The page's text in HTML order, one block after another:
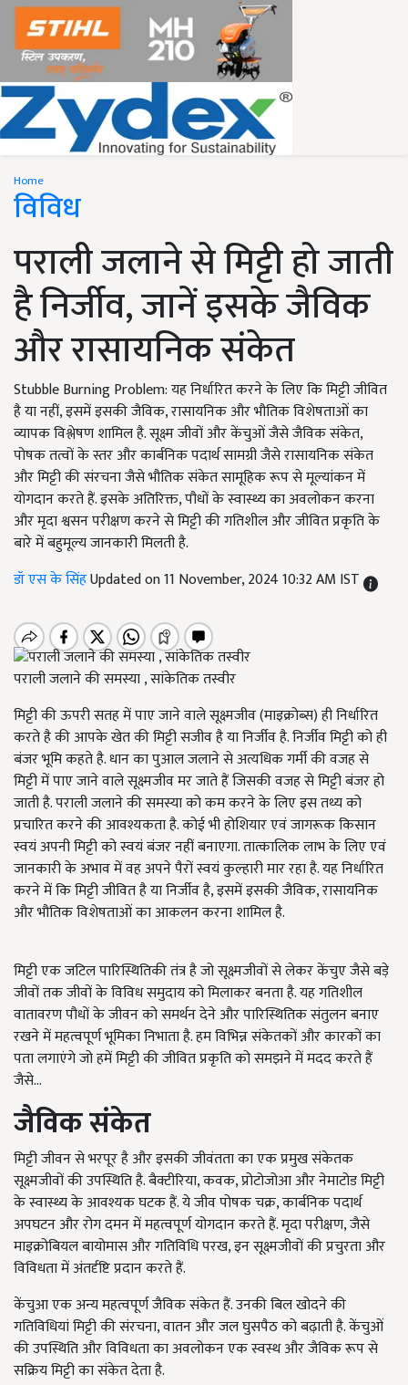
Home
विविध
पराली जलाने से मिट्टी हो जाती
है निर्जीव, जानें इसके जैविक
और रासायनिक संकेत
Stubble Burning Problem: यह निर्धारित करने के लिए कि मिट्टी जीवित
है या नहीं, इसमें इसकी जैविक, रासायनिक और भौतिक विशेषताओं का
व्यापक विश्लेषण शामिल है. सूक्ष्म जीवों और केंचुओं जैसे जैविक संकेत,
पोषक तत्वों के स्तर और कार्बनिक पदार्थ सामग्री जैसे रासायनिक संकेत
और मिट्टी की संरचना जैसे भौतिक संकेत सामूहिक रूप से मूल्यांकन में
योगदान करते हैं. इसके अतिरिक्त, पौधों के स्वास्थ्य का अवलोकन करना
और मृदा श्वसन परीक्षण करने से मिट्टी की गतिशील और जीवित प्रकृति के
बारे में बहुमूल्य जानकारी मिलती है.
डॉ एस के सिंहUpdated on 11 November, 2024 10:32 AM IST
पराली जलाने की समस्या , सांकेतिक तस्वीर
मिट्टी की ऊपरी सतह में पाए जाने वाले सूक्ष्मजीव (माइक्रोब्स) ही निर्धारित
करते है की आपके खेत की मिट्टी सजीव है या निर्जीव है. निर्जीव मिट्टी को ही
बंजर भूमि कहते है. धान का पुआल जलाने से अत्यधिक गर्मी की वजह से
मिट्टी में पाए जाने वाले सूक्ष्मजीव मर जाते हैं जिसकी वजह से मिट्टी बंजर हो
जाती है. पराली जलाने की समस्या को कम करने के लिए इस तथ्य को
प्रचारित करने की आवश्यकता है. कोई भी होशियार एवं जागरूक किसान
स्वयं अपनी मिट्टी को स्वयं बंजर नहीं बनाएगा. तात्कालिक लाभ के लिए एवं
जानकारी के अभाव में वह अपने पैरों स्वयं कुल्हारी मार रहा है. यह निर्धारित
करने में कि मिट्टी जीवित है या निर्जीव है, इसमें इसकी जैविक, रासायनिक
और भौतिक विशेषताओं का आकलन करना शामिल है.
मिट्टी एक जटिल पारिस्थितिकी तंत्र है जो सूक्ष्मजीवों से लेकर केंचुए जैसे बड़े
जीवों तक जीवों के विविध समुदाय को मिलाकर बनता है. यह गतिशील
वातावरण पौधों के जीवन को समर्थन देने और पारिस्थितिक संतुलन बनाए
रखने में महत्वपूर्ण भूमिका निभाता है. हम विभिन्न संकेतकों और कारकों का
पता लगाएंगे जो हमें मिट्टी की जीवित प्रकृति को समझने में मदद करते हैं
जैसे...
जैविक संकेत
मिट्टी जीवन से भरपूर है और इसकी जीवंतता का एक प्रमुख संकेतक
सूक्ष्मजीवों की उपस्थिति है. बैक्टीरिया, कवक, प्रोटोजोआ और नेमाटोड मिट्टी
के स्वास्थ्य के आवश्यक घटक हैं. ये जीव पोषक चक्र, कार्बनिक पदार्थ
अपघटन और रोग दमन में महत्वपूर्ण योगदान करते हैं. मृदा परीक्षण, जैसे
माइक्रोबियल बायोमास और गतिविधि परख, इन सूक्ष्मजीवों की प्रचुरता और
विविधता में अंतर्दृष्टि प्रदान करते हैं.
केंचुआ एक अन्य महत्वपूर्ण जैविक संकेत हैं. उनकी बिल खोदने की
गतिविधियां मिट्टी की संरचना, वातन और जल घुसपैठ को बढ़ाती है. केंचुओं
की उपस्थिति और विविधता का अवलोकन एक स्वस्थ और जैविक रूप से
सक्रिय मिट्टी का संकेत देता है.